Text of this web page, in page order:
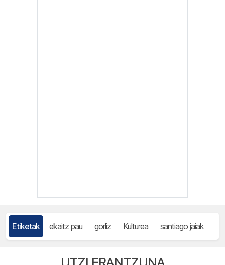
Etiketak ekaitz pau gorliz Kulturea santiago jaiak